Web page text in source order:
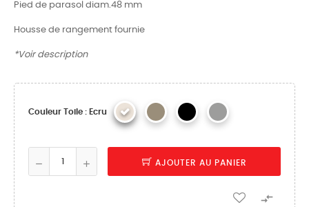
Pied de parasol diam.48 mm
Housse de rangement fournie
*Voir description
Couleur Toile : Ecru
AJOUTER AU PANIER
